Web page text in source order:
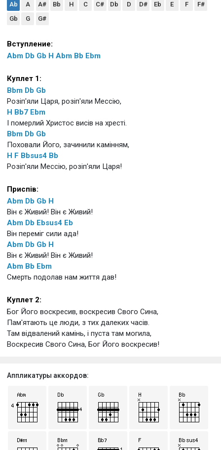
Ab A A# Bb H C C# Db D D# Eb E F
F#
Gb
G G#
Вступление:
Abm Db Gb H Abm Bb Ebm
Куплет 1:
Bbm Db Gb
Розіп'яли Царя, розіп'яли Мессію,
H Bb7 Ebm
І померлий Христос висів на хресті.
Bbm Db Gb
Поховали Його, зачинили камінням,
H F Bbsus4 Bb
Розіп'яли Мессію, розіп'яли Царя!
Приспів:
Abm Db Gb H
Він є Живий! Він є Живий!
Abm Db Ebsus4 Eb
Він переміг сили ада!
Abm Db Gb H
Він є Живий! Він є Живий!
Abm Bb Ebm
Смерть подолав нам життя дав!
Куплет 2:
Бог Його воскресив, воскресив Свого Сина,
Пам'ятають це люди, з тих далеких часів.
Там відвалений камінь, і пуста там могила,
Воскресив Свого Сина, Бог Його воскресив!
Аппликатуры аккордов: